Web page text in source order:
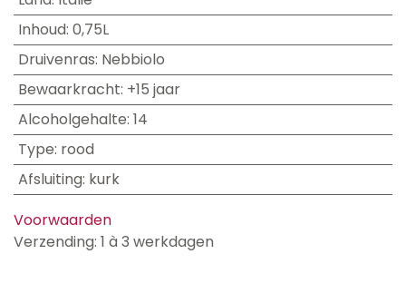
Inhoud: 0,75L
Druivenras: Nebbiolo
Bewaarkracht: +15 jaar
Alcoholgehalte: 14
Type: rood
Afsluiting: kurk
Voorwaarden
Verzending: 1 à 3 werkdagen